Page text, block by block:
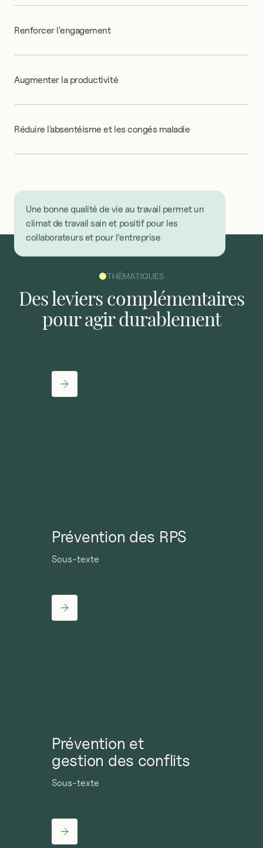
Renforcer l'engagement
Augmenter la productivité
Réduire l'absentéisme et lescongés maladie
Une bonne qualité de vie au travail permet un
climat de travail sain et positif pour les
collaborateurs et pour l’entreprise
THÉMATIQUES
Deslevierscomplémentaires
pouragirdurablement
Prévention des RPS
Sous-texte
Prévention et
gestion des conflits
Sous-texte